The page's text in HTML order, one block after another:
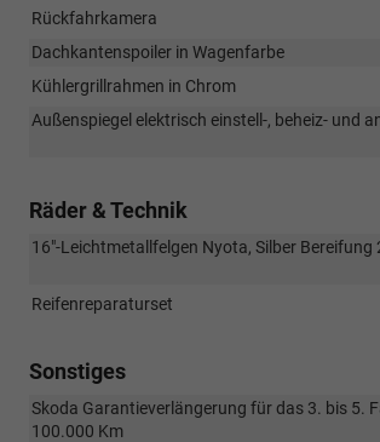
Rückfahrkamera
Dachkantenspoiler in Wagenfarbe
Kühlergrillrahmen in Chrom
Außenspiegel elektrisch einstell-, beheiz- und
Räder & Technik
16"-Leichtmetallfelgen Nyota, Silber Bereifung
Reifenreparaturset
Sonstiges
Skoda Garantieverlängerung für das 3. bis 5.
100.000 Km